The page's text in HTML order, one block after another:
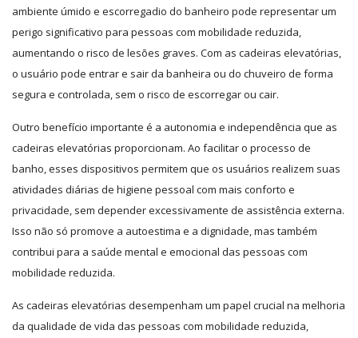
ambiente úmido e escorregadio do banheiro pode representar um
perigo significativo para pessoas com mobilidade reduzida,
aumentando o risco de lesões graves. Com as cadeiras elevatórias,
o usuário pode entrar e sair da banheira ou do chuveiro de forma
segura e controlada, sem o risco de escorregar ou cair.
Outro benefício importante é a autonomia e independência que as
cadeiras elevatórias proporcionam. Ao facilitar o processo de
banho, esses dispositivos permitem que os usuários realizem suas
atividades diárias de higiene pessoal com mais conforto e
privacidade, sem depender excessivamente de assistência externa.
Isso não só promove a autoestima e a dignidade, mas também
contribui para a saúde mental e emocional das pessoas com
mobilidade reduzida.
As cadeiras elevatórias desempenham um papel crucial na melhoria
da qualidade de vida das pessoas com mobilidade reduzida,